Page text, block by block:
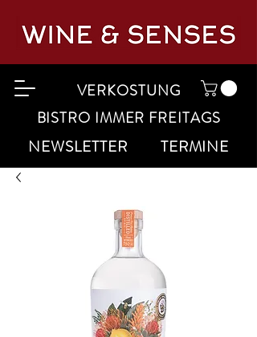
VERKOSTUNG
BISTRO IMMER FREITAGS
NEWSLETTER TERMINE